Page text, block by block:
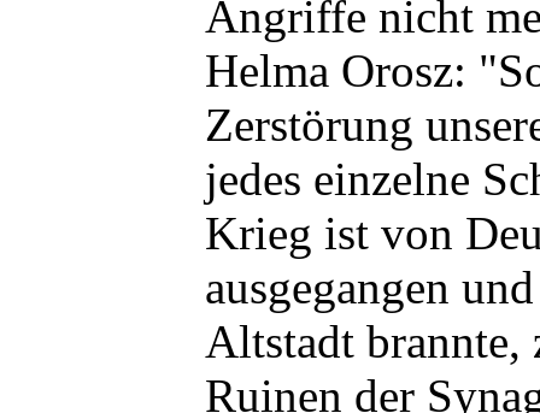
Angriffe nicht
Helma Orosz:
Zerstörung
jedes einzelne
Krieg ist von
ausgegangen
Altstadt brannte,
Ruinen der